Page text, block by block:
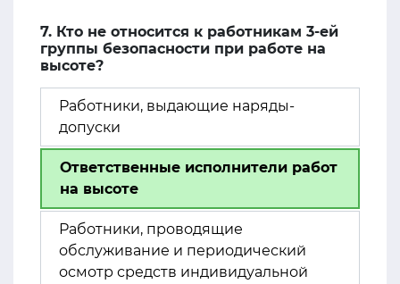
7. Кто не относится к работникам 3-ей
группы безопасности при работе на
высоте?
Работники, выдающие наряды-
допуски
Ответственные исполнители работ
на высоте
Работники, проводящие
обслуживание и периодический
осмотр средств индивидуальной